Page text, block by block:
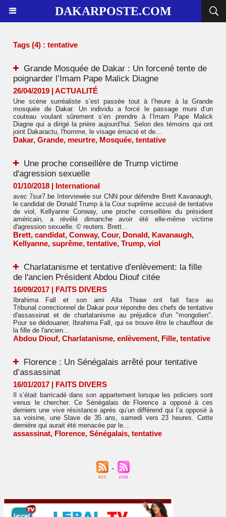
DAKARPOSTE.COM
Tags (4) : tentative
Grande Mosquée de Dakar : Un forcené tente de
poignarder l’Imam Pape Malick Diagne
26/04/2019 | ACTUALITÉ
Une scène surréaliste s’est passée tout à l’heure à la Grande
mosquée de Dakar. Un individu a forcé le passage muni d’un
couteau voulant sûrement s’en prendre à l’Imam Pape Malick
Diagne qui a dirigé la prière aujourd’hui. Selon des témoins qui ont
joint Dakaractu, l'homme, le visage émacié et de...
Dakar, Grande, meurtre, Mosquée, tentative
Une proche conseillère de Trump victime
d'agression sexuelle
01/10/2018 | International
avec 7sur7.be Interviewée sur CNN pour défendre Brett Kavanaugh,
le candidat de Donald Trump à la Cour suprême accusé de tentative
de viol, Kellyanne Conway, une proche conseillère du président
américain, a révélé dimanche avoir été elle-même victime
d'agression sexuelle. © reuters. Brett...
Brett, candidat, Conway, Cour, Donald, Kavanaugh,
Kellyanne, suprême, tentative, Trump, viol
Charlatanisme et tentative d'enlèvement: la fille
de l'ancien Président Abdou Diouf citée
16/09/2017 | FAITS DIVERS
Ibrahima Fall et son ami Alla Thiaw ont fait face au
Tribunal correctionnel de Dakar pour répondre des chefs de tentative
d'assassinat et de charlatanisme au préjudice d'un "mongolien".
Pour se dédouaner, Ibrahima Fall, qui se trouve être le chauffeur de
la fille de l'ancien...
Abdou Diouf, Charlatanisme, enlèvement, Fille, tentative
Florence : Un Sénégalais arrêté pour tentative
d’assassinat
16/01/2017 | FAITS DIVERS
Il s’était barricadé dans son appartement lorsque les policiers sont
venus le chercher. Ce Sénégalais de Florence a opposé à ces
derniers une vive résistance après qu’un différend qui l’a opposé à
sa voisine, une Slave de 35 ans, samedi vers 23 heures. Cette
dernière qui aurait été menacée par le...
assassinat, Florence, Sénégalais, tentative